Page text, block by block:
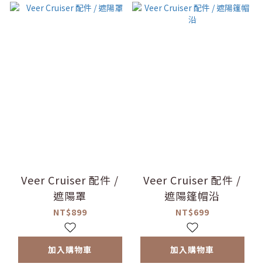
Veer Cruiser 配件 /
遮陽罩
NT$899
加入購物車
Veer Cruiser 配件 /
遮陽篷帽沿
NT$699
加入購物車